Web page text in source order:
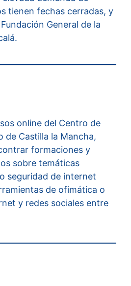
tienen fechas cerradas, y
General de la
online del Centro de
de Castilla la Mancha,
formaciones y
sobre temáticas
seguridad de internet
de ofimática o
y redes sociales entre